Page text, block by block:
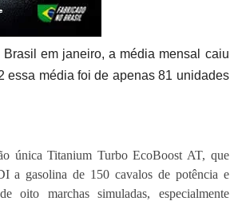
em janeiro, a média mensal caiu
essa média foi de apenas 81 unidades
única Titanium Turbo EcoBoost AT, que
a gasolina de 150 cavalos de potência e
oito marchas simuladas, especialmente